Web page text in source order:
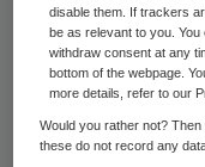
En steeds
man op straat.
Aangevuld
hoek: hoe
disable them. If trackers
be as relevant to you.
withdraw consent at any
bottom of the webpage.
more details, refer to our
Would you rather not?
these do not record any